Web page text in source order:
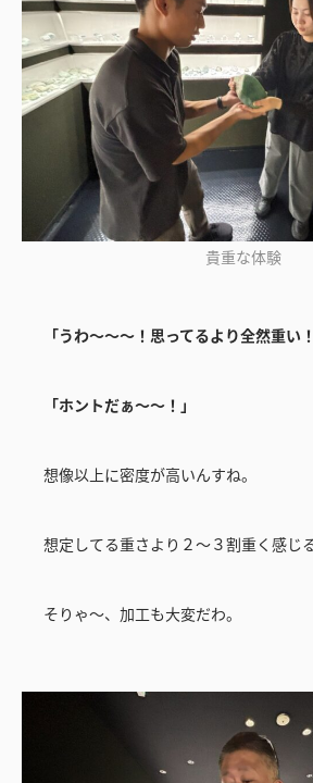
貴重な体験
「うわ～～～！思ってるより全然重い！
「ホントだぁ～～！」
想像以上に密度が高いんすね。
想定してる重さより２～３割重く感じる
そりゃ～、加工も大変だわ。